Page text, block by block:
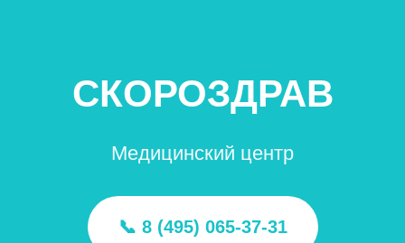
СКОРОЗДРАВ
Медицинский центр
📞 8 (495) 065-37-31